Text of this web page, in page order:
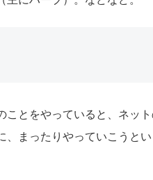
ことをやっていると、ネッ
、まったりやっていこうと